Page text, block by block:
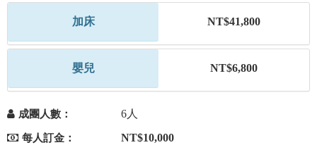
加床 NT$41,800
嬰兒 NT$6,800
成團人數： 6人
每人訂金： NT$10,000